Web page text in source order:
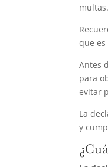
que
Antes
para
evitar
La
y